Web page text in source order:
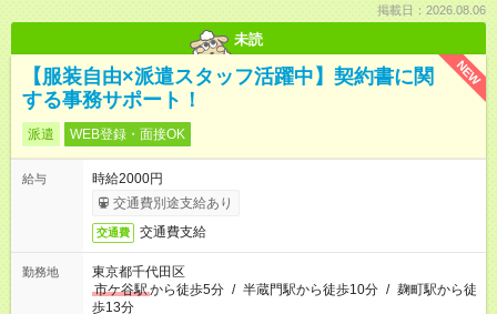
掲載日：2026.08.06
未読
NEW
【服装自由×派遣スタッフ活躍中】契約書に関
する事務サポート！
派遣 WEB登録・面接OK
給与
時給2000円
交通費別途支給あり
交通費 交通費支給
勤務地
東京都千代田区
市ケ谷駅から徒歩5分 / 半蔵門駅から徒歩10分 / 麹町駅から徒
歩13分